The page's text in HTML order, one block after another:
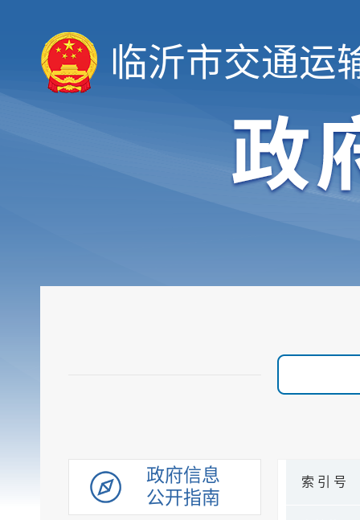
临沂市交通运
政府信息
公开指南
索 引 号